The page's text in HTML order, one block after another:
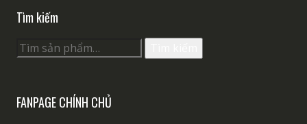
Tìm kiếm
Tìm
kiếm:
FANPAGE CHÍNH CHỦ